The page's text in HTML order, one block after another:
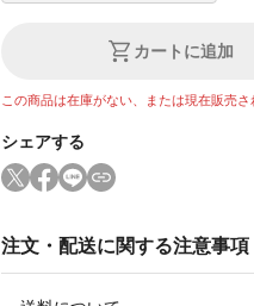
カートに追加
この商品は在庫がない、または現在販売さ
シェアする
注文・配送に関する注意事項